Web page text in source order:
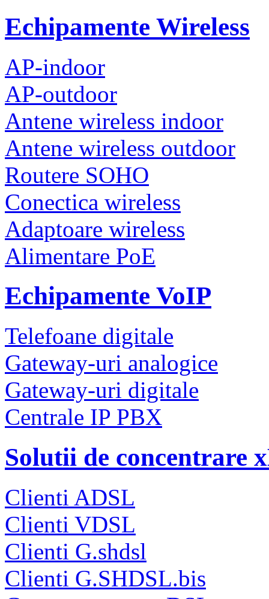
Echipamente Wireless
AP-indoor
AP-outdoor
Antene wireless indoor
Antene wireless outdoor
Routere SOHO
Conectica wireless
Adaptoare wireless
Alimentare PoE
Echipamente VoIP
Telefoane digitale
Gateway-uri analogice
Gateway-uri digitale
Centrale IP PBX
Solutii de concentrare
Clienti ADSL
Clienti VDSL
Clienti G.shdsl
Clienti G.SHDSL.bis